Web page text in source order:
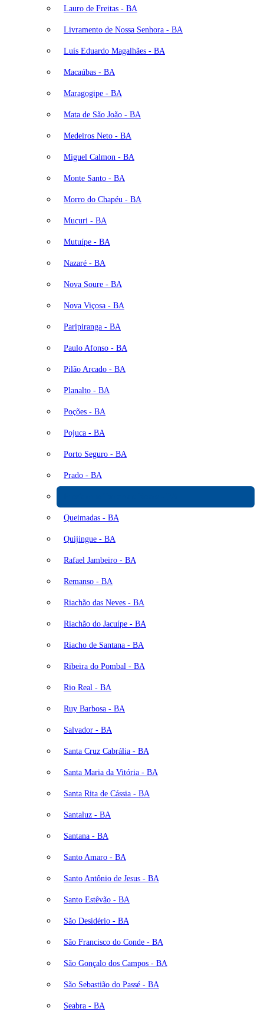
Lauro de Freitas - BA
Livramento de Nossa Senhora - BA
Luís Eduardo Magalhães - BA
Macaúbas - BA
Maragogipe - BA
Mata de São João - BA
Medeiros Neto - BA
Miguel Calmon - BA
Monte Santo - BA
Morro do Chapéu - BA
Mucuri - BA
Mutuípe - BA
Nazaré - BA
Nova Soure - BA
Nova Viçosa - BA
Paripiranga - BA
Paulo Afonso - BA
Pilão Arcado - BA
Planalto - BA
Poções - BA
Pojuca - BA
Porto Seguro - BA
Prado - BA
Queimadas - BA
Quijingue - BA
Rafael Jambeiro - BA
Remanso - BA
Riachão das Neves - BA
Riachão do Jacuípe - BA
Riacho de Santana - BA
Ribeira do Pombal - BA
Rio Real - BA
Ruy Barbosa - BA
Salvador - BA
Santa Cruz Cabrália - BA
Santa Maria da Vitória - BA
Santa Rita de Cássia - BA
Santaluz - BA
Santana - BA
Santo Amaro - BA
Santo Antônio de Jesus - BA
Santo Estêvão - BA
São Desidério - BA
São Francisco do Conde - BA
São Gonçalo dos Campos - BA
São Sebastião do Passé - BA
Seabra - BA